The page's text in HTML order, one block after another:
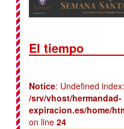
El tiempo
Notice: Undefined
/srv/vhost/hermandad-
expiracion.es/home/
on line 24